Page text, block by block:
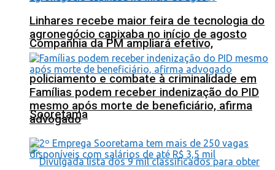
Companhia da PM ampliará efetivo,
policiamento e combate à criminalidade em
Sooretama
Linhares recebe maior feira de tecnologia do
agronegócio capixaba no início de agosto
Famílias podem receber indenização do PID
mesmo após morte de beneficiário, afirma
advogado